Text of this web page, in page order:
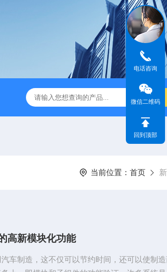
HS系列恒温恒湿箱 TEST-2000烟感闭环
当前位置： 首页
高新模块化功能
车制造，这不仅可以节约时间，还可以使制
电话咨询
微信二维码
回到顶部